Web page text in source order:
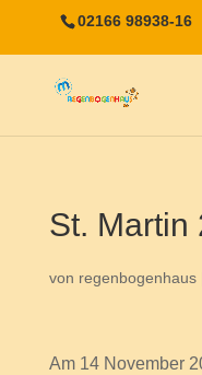
02166 98938-16
St. Martin
von regenbogenhaus
Am 14 November